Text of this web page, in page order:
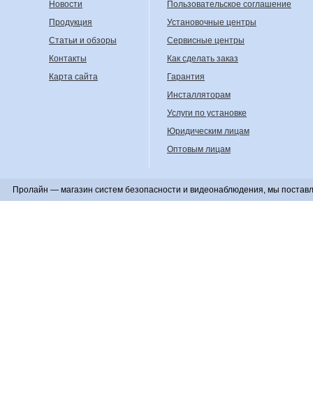
Новости
Продукция
Статьи и обзоры
Контакты
Карта сайта
Пользовательское соглашение
Установочные центры
Сервисные центры
Как сделать заказ
Гарантия
Инсталляторам
Услуги по установке
Юридическим лицам
Оптовым лицам
Пролайн — магазин систем безопасности и видеонаблюдения, мы